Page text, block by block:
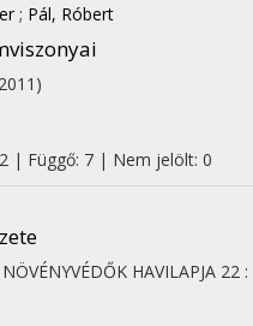
; Pál, Róbert
| Függő: 7 | Nem jelölt: 0
HAVILAPJA 22 :